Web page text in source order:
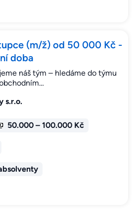
(m/ž) od 50 000 Kč -
doba
náš tým – hledáme do týmu
s.r.o.
50.000 – 100.000 Kč